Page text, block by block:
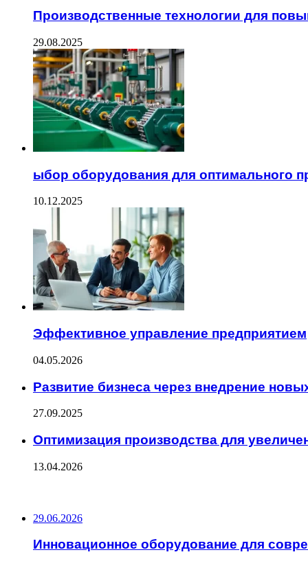
Производственные технологии для
29.08.2025
ыбор оборудования для оптимального
10.12.2025
Эффективное управление предприятием
04.05.2026
Развитие бизнеса через внедрение
27.09.2025
Оптимизация производства для
13.04.2026
29.06.2026
Инновационное оборудование для